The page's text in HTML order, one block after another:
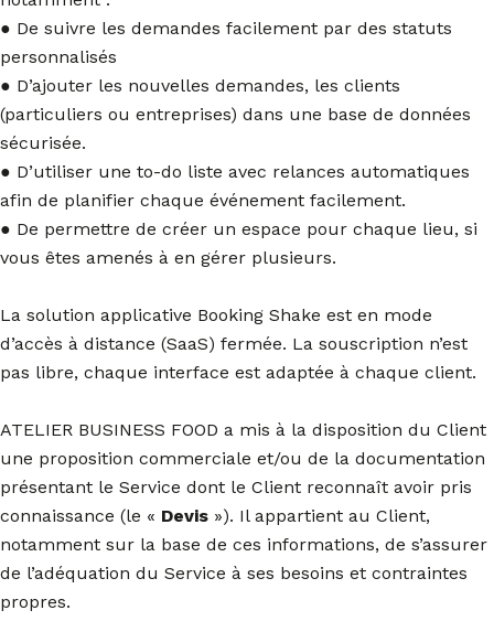
● De suivre les demandes facilement par des statuts
personnalisés
● D’ajouter les nouvelles demandes, les clients
(particuliers ou entreprises) dans une base de données
sécurisée.
● D’utiliser une to-do liste avec relances automatiques
afin de planifier chaque événement facilement.
● De permettre de créer un espace pour chaque lieu, si
vous êtes amenés à en gérer plusieurs.
La solution applicative Booking Shake est en mode
d’accès à distance (SaaS) fermée. La souscription n’est
pas libre, chaque interface est adaptée à chaque client.
ATELIER BUSINESS FOOD a mis à la disposition du Client
une proposition commerciale et/ou de la documentation
présentant le Service dont le Client reconnaît avoir pris
connaissance (le « Devis »). Il appartient au Client,
notamment sur la base de ces informations, de s’assurer
de l’adéquation du Service à ses besoins et contraintes
propres.